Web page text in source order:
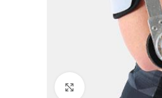
Click to enlarge